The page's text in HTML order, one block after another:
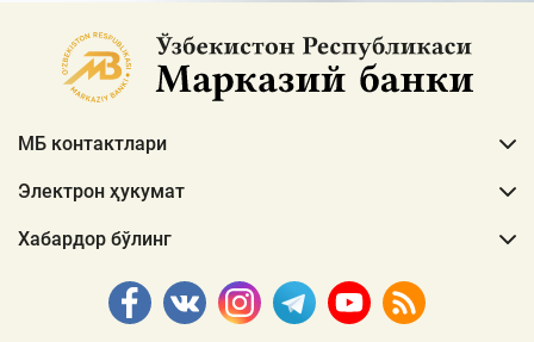
МБ контактлари
Электрон ҳукумат
Хабардор бўлинг